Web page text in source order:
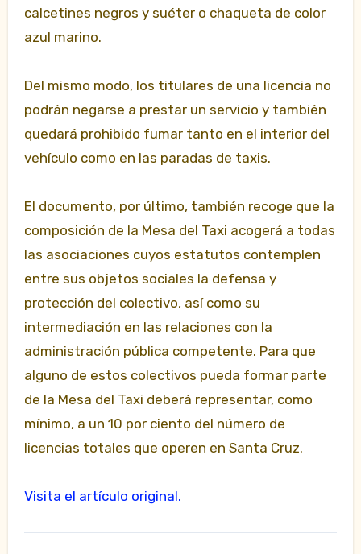
calcetines negros y suéter o chaqueta de color
azul marino.
Del mismo modo, los titulares de una licencia no
podrán negarse a prestar un servicio y también
quedará prohibido fumar tanto en el interior del
vehículo como en las paradas de taxis.
El documento, por último, también recoge que la
composición de la Mesa del Taxi acogerá a todas
las asociaciones cuyos estatutos contemplen
entre sus objetos sociales la defensa y
protección del colectivo, así como su
intermediación en las relaciones con la
administración pública competente. Para que
alguno de estos colectivos pueda formar parte
de la Mesa del Taxi deberá representar, como
mínimo, a un 10 por ciento del número de
licencias totales que operen en Santa Cruz.
Visita el artículo original.